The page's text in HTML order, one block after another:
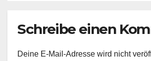
Schreibe einen
Deine E-Mail-Adresse wird nicht